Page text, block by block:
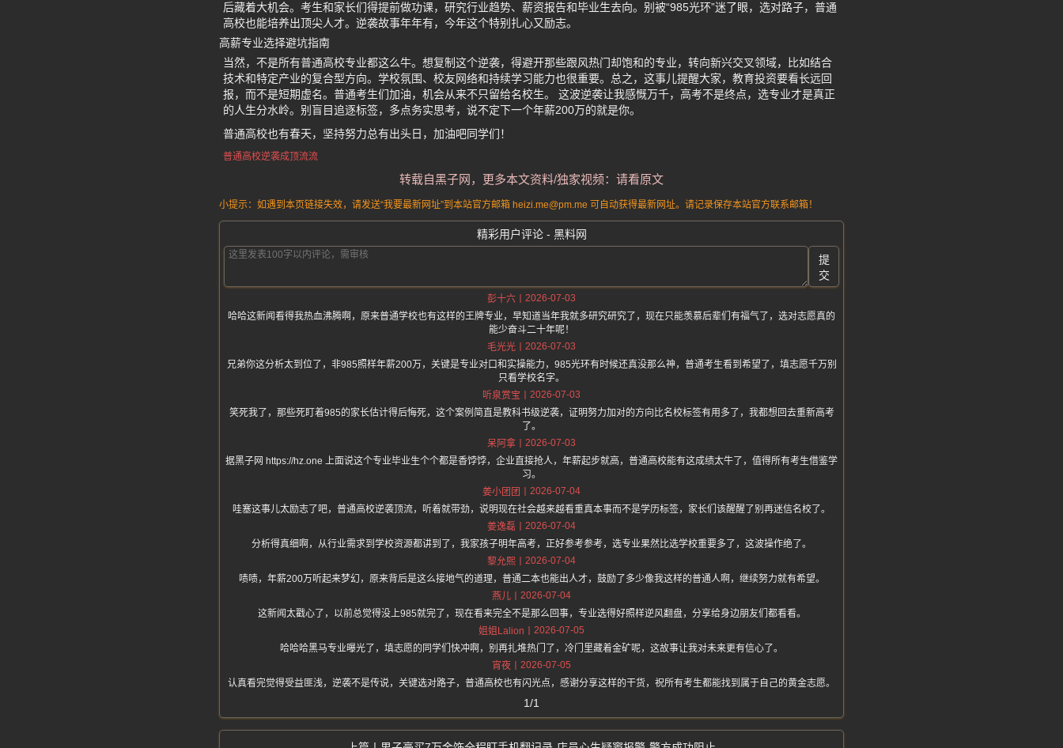
后藏着大机会。考生和家长们得提前做功课，研究行业趋势、薪资报告和毕业生去向。别被“985光环”迷了眼，选对路子，普通
高校也能培养出顶尖人才。逆袭故事年年有，今年这个特别扎心又励志。
高薪专业选择避坑指南
当然，不是所有普通高校专业都这么牛。想复制这个逆袭，得避开那些跟风热门却饱和的专业，转向新兴交叉领域，比如结合
技术和特定产业的复合型方向。学校氛围、校友网络和持续学习能力也很重要。总之，这事儿提醒大家，教育投资要看长远回
报，而不是短期虚名。普通考生们加油，机会从来不只留给名校生。 这波逆袭让我感慨万千，高考不是终点，选专业才是真正
的人生分水岭。别盲目追逐标签，多点务实思考，说不定下一个年薪200万的就是你。
普通高校也有春天，坚持努力总有出头日，加油吧同学们！
普通高校逆袭成顶流流
转载自黑子网，更多本文资料/独家视频：请看原文
小提示：如遇到本页链接失效，请发送“我要最新网址”到本站官方邮箱 heizi.me@pm.me 可自动获得最新网址。请记录保存本站官方联系邮箱！
精彩用户评论 - 黑料网
提
交
彭十六
2026-07-03
哈哈这新闻看得我热血沸腾啊，原来普通学校也有这样的王牌专业，早知道当年我就多研究研究了，现在只能羡慕后辈们有福气了，选对志愿真的
能少奋斗二十年呢！
毛光光
2026-07-03
兄弟你这分析太到位了，非985照样年薪200万，关键是专业对口和实操能力，985光环有时候还真没那么神，普通考生看到希望了，填志愿千万别
只看学校名字。
听泉赏宝
2026-07-03
笑死我了，那些死盯着985的家长估计得后悔死，这个案例简直是教科书级逆袭，证明努力加对的方向比名校标签有用多了，我都想回去重新高考
了。
呆阿拿
2026-07-03
据黑子网 https://hz.one 上面说这个专业毕业生个个都是香饽饽，企业直接抢人，年薪起步就高，普通高校能有这成绩太牛了，值得所有考生借鉴学
习。
姜小团团
2026-07-04
哇塞这事儿太励志了吧，普通高校逆袭顶流，听着就带劲，说明现在社会越来越看重真本事而不是学历标签，家长们该醒醒了别再迷信名校了。
姜逸磊
2026-07-04
分析得真细啊，从行业需求到学校资源都讲到了，我家孩子明年高考，正好参考参考，选专业果然比选学校重要多了，这波操作绝了。
黎允熙
2026-07-04
啧啧，年薪200万听起来梦幻，原来背后是这么接地气的道理，普通二本也能出人才，鼓励了多少像我这样的普通人啊，继续努力就有希望。
燕儿
2026-07-04
这新闻太戳心了，以前总觉得没上985就完了，现在看来完全不是那么回事，专业选得好照样逆风翻盘，分享给身边朋友们都看看。
姐姐Lalion
2026-07-05
哈哈哈黑马专业曝光了，填志愿的同学们快冲啊，别再扎堆热门了，冷门里藏着金矿呢，这故事让我对未来更有信心了。
宵夜
2026-07-05
认真看完觉得受益匪浅，逆袭不是传说，关键选对路子，普通高校也有闪光点，感谢分享这样的干货，祝所有考生都能找到属于自己的黄金志愿。
1/1